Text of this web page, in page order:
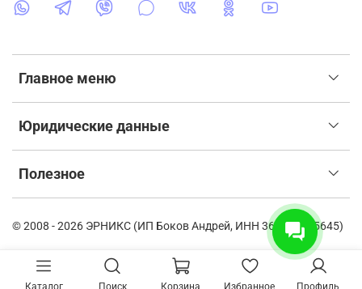
Главное меню
Юридические данные
Полезное
© 2008 - 2026 ЭРНИКС (ИП Боков Андрей, ИНН 366115835645)
Каталог Поиск Корзина Избранное Профиль